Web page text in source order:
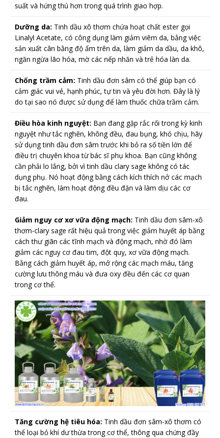
suất và hứng thú hơn trong quá trình giao hợp.
Dưỡng da: Tinh dầu xô thơm chứa hoạt chất ester gọi
Linalyl Acetate, có công dụng làm giảm viêm da, bằng việc
sản xuất cân bằng độ ẩm trên da, làm giảm da dầu, da khô,
ngăn ngừa lão hóa, mờ các nếp nhăn và trẻ hóa làn da.
Chống trầm cảm: Tinh dầu đơn sâm có thể giúp bạn có
cảm giác vui vẻ, hạnh phúc, tự tin và yêu đời hơn. Đây là lý
do tại sao nó được sử dụng để làm thuốc chữa trầm cảm.
Điều hòa kinh nguyệt: Bạn đang gặp rắc rối trong kỳ kinh
nguyệt như tắc nghẽn, không đều, đau bụng, khó chịu, hãy
sử dụng tinh dầu đơn sâm trước khi bỏ ra số tiền lớn để
điều trị chuyên khoa từ bác sĩ phụ khoa. Bạn cũng không
cần phải lo lắng, bởi vì tinh dầu clary sage không có tác
dụng phụ. Nó hoạt động bằng cách kích thích nở các mạch
bị tắc nghẽn, làm hoạt động đều đặn và làm dịu các cơ
đau.
Giảm nguy cơ xơ vữa động mạch: Tinh dầu đơn sâm-xô
thơm-clary sage rất hiệu quả trong việc giảm huyết áp bằng
cách thư giãn các tĩnh mạch và động mạch, nhờ đó làm
giảm các nguy cơ đau tim, đột quỵ, xơ vữa động mạch.
Bằng cách giảm huyết áp, mở rộng các mạch máu, tăng
cường lưu thông máu và đưa oxy đều đến các cơ quan
trong cơ thể.
Tăng cường hệ tiêu hóa: Tinh dầu đơn sâm-xô thơm có
thể loại bỏ khí dư thừa trong cơ thể, thông qua chứng đầy